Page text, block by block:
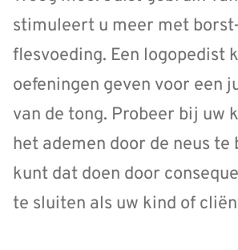
stimuleert u meer met
flesvoeding. Een logopedist
oefeningen geven voor een
van de tong. Probeer bij uw
het ademen door de neus te
kunt dat doen door
te sluiten als uw kind of